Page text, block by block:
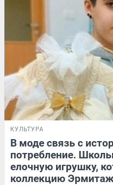
КУЛЬТУРА
В моде связь с
потребление.
елочную игрушку,
коллекцию